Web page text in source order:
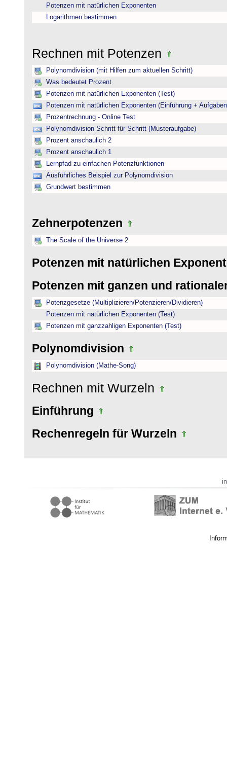
Potenzen mit natürlichen Exponenten
Logarithmen bestimmen
Rechnen mit Potenzen
Polynomdivision (mit Hilfen zum aktuellen Schritt)
Was bedeutet Prozent
Potenzen mit natürlichen Exponenten (Test)
Potenzen mit natürlichen Exponenten (Einführung +
Prozentrechnung - Online Test
Polynomdivision Schritt für Schritt (Musteraufgabe)
Prozent anschaulich 2
Prozent anschaulich 1
Lernpfad zu einfachen Potenzfunktionen
Ausführliches Beispiel zur Polynomdivision
Grundwert bestimmen
Zehnerpotenzen
The Scale of the Universe 2
Potenzen mit natürlichen
Potenzen mit ganzen und
Potenzgesetze (Multiplizieren/Potenzieren/Dividieren)
Potenzen mit natürlichen Exponenten (Test)
Potenzen mit ganzzahligen Exponenten (Test)
Polynomdivision
Polynomdivision (Mathe-Song)
Rechnen mit Wurzeln
Einführung
Rechenregeln für Wurzeln